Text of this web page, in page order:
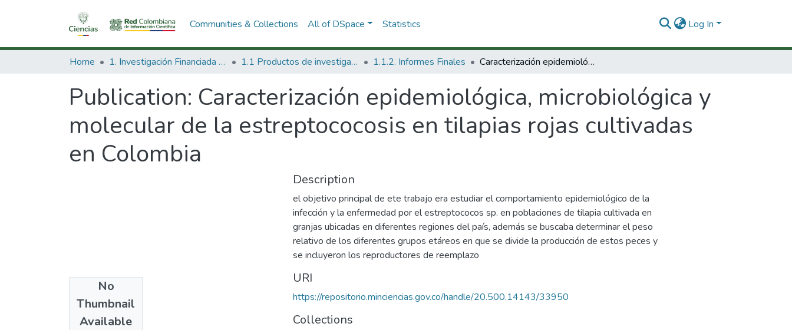
Communities & Collections All of DSpace Statistics Log In
Home 1. Investigación Financiada con Recursos Públicos 1.1 Productos de investigación 1.1.2. Informes Finales Caracterización epidemiológica, microbiológica y molecular de la estreptococosis en tilapias rojas cultivadas en Colombia
Publication: Caracterización epidemiológica, microbiológica y
molecular de la estreptococosis en tilapias rojas cultivadas
en Colombia
No
Thumbnail
Available
2007
Description
el objetivo principal de ete trabajo era estudiar el comportamiento epidemiológico de la
infección y la enfermedad por el estreptococos sp. en poblaciones de tilapia cultivada en
granjas ubicadas en diferentes regiones del país, además se buscaba determinar el peso
relativo de los diferentes grupos etáreos en que se divide la producción de estos peces y
se incluyeron los reproductores de reemplazo
URI
https://repositorio.minciencias.gov.co/handle/20.500.14143/33950
Collections